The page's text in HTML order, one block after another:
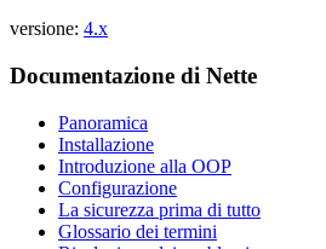
versione: 4.x
Documentazione di Nette
Panoramica
Installazione
Introduzione alla OOP
Configurazione
La sicurezza prima di tutto
Glossario dei termini